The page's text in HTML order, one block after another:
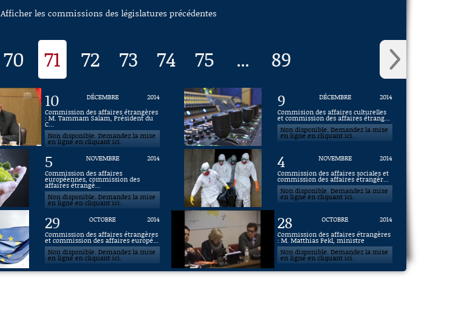
Afficher les commissions des législatures précédentes
70 71 72 73 74 75 ... 89
10 DÉCEMBRE
2014
Commission des affaires étrangères
: M. Tammam Salam, Président du
C...
Non disponible. Demandez la mise
en ligne en cliquant ici.
9 DÉCEMBRE
2014
Commision des affaires culturelles
et commission des affaires étrang...
Non disponible. Demandez la mise
en ligne en cliquant ici.
5 NOVEMBRE
2014
Commission des affaires
européennes, commission des
affaires étrangè...
Non disponible. Demandez la mise
en ligne en cliquant ici.
4 NOVEMBRE
2014
Commission des affaires sociales et
commission des affaires étrangèr...
Non disponible. Demandez la mise
en ligne en cliquant ici.
29 OCTOBRE
2014
Commission des affaires étrangères
et commission des affaires europé...
Non disponible. Demandez la mise
en ligne en cliquant ici.
28 OCTOBRE
2014
Commission des affaires étrangères
: M. Matthias Fekl, ministre
Non disponible. Demandez la mise
en ligne en cliquant ici.